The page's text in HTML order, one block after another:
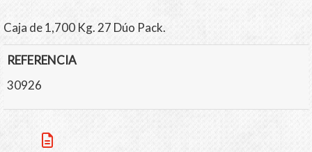
Caja de 1,700 Kg. 27 Dúo Pack.
REFERENCIA
30926